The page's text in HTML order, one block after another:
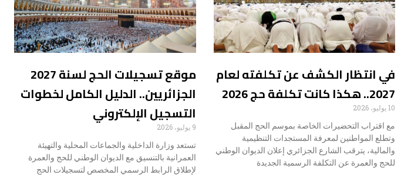
في انتظار الكشف عن تكلفته لعام
2027.. هكذا كانت تكلفة حج 2026
10 يوليو، 2026
مع اقتراب التحضيرات الخاصة بموسم الحج المقبل
وتطلع المواطنين لمعرفة المستجدات التنظيمية
والمالية، يترقب الشارع الجزائري إعلان الديوان الوطني
للحج والعمرة عن التكلفة الرسمية الجديدة
موقع تسجيلات الحج لسنة 2027
الجزائريين.. الدليل الكامل لخطوات
التسجيل الإلكتروني
9 يوليو، 2026
تستعد وزارة الداخلية والجماعات المحلية والتهيئة
العمرانية بالتنسيق مع الديوان الوطني للحج والعمرة
لإطلاق الرابط الرسمي المخصص لتسجيلات الحج